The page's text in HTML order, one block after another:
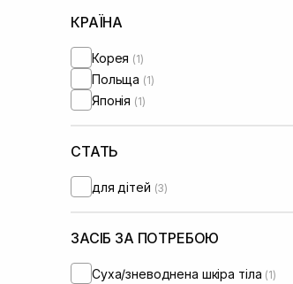
КРАЇНА
Корея (1)
Польща (1)
Японія (1)
СТАТЬ
для дітей (3)
ЗАСІБ ЗА ПОТРЕБОЮ
Суха/зневоднена шкіра тіла (1)